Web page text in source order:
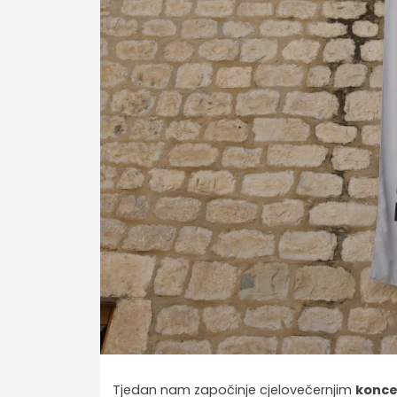
Tjedan nam započinje cjelovečernjim